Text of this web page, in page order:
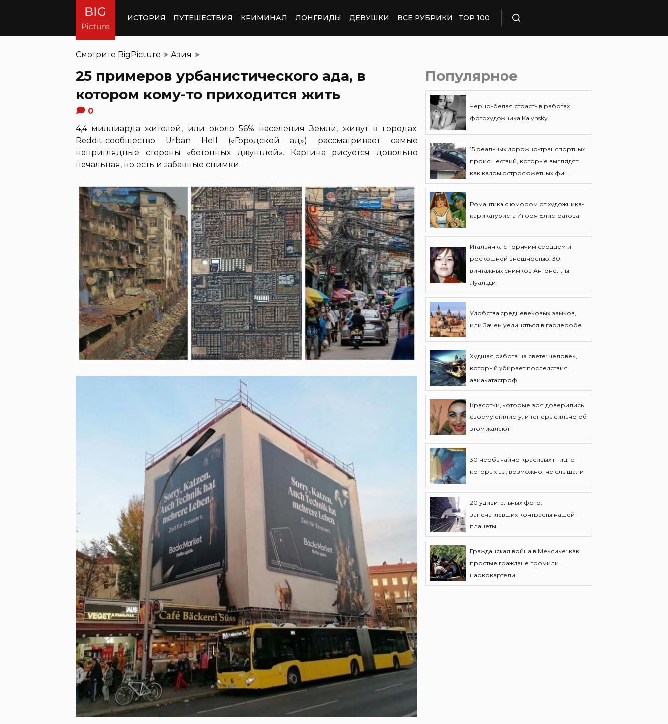
ИСТОРИЯ ПУТЕШЕСТВИЯ КРИМИНАЛ ЛОНГРИДЫ ДЕВУШКИ ВСЕ РУБРИКИ TOP 100
Смотрите BigPicture ➤ Азия ➤
25 примеров урбанистического ада, в
котором кому-то приходится жить
0
4,4 миллиарда жителей, или около 56% населения Земли, живут в городах.
Reddit-сообщество Urban Hell («Городской ад») рассматривает самые
неприглядные стороны «бетонных джунглей». Картина рисуется довольно
печальная, но есть и забавные снимки.
Популярное
Черно-белая страсть в работах
фотохудожника Kalynsky
15 реальных дорожно-транспортных
происшествий, которые выглядят
как кадры остросюжетных фи ...
Романтика с юмором от художника-
карикатуриста Игоря Елистратова
Итальянка с горячим сердцем и
роскошной внешностью: 30
винтажных снимков Антонеллы
Луальди
Удобства средневековых замков,
или Зачем уединяться в гардеробе
Худшая работа на свете: человек,
который убирает последствия
авиакатастроф
Красотки, которые зря доверились
своему стилисту, и теперь сильно об
этом жалеют
30 необычайно красивых птиц, о
которых вы, возможно, не слышали
20 удивительных фото,
запечатлевших контрасты нашей
планеты
Гражданская война в Мексике: как
простые граждане громили
наркокартели